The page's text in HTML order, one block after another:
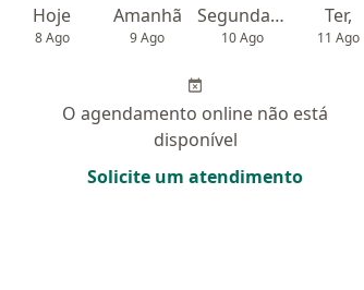
Hoje
8 Ago
Amanhã
9 Ago
Segunda-feira
10 Ago
Ter,
11 Ago
O agendamento online não está
disponível
Solicite um atendimento